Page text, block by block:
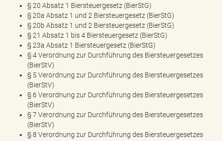
§ 20 Absatz 1 Biersteuergesetz (BierStG)
§ 20a Absatz 1 und 2 Biersteuergesetz (BierStG)
§ 20b Absatz 1 und 2 Biersteuergesetz (BierStG)
§ 21 Absatz 1 bis 4 Biersteuergesetz (BierStG)
§ 23a Absatz 1 Biersteuergesetz (BierStG)
§ 4 Verordnung zur Durchführung des Biersteuergesetzes
(BierStV)
§ 5 Verordnung zur Durchführung des Biersteuergesetzes
(BierStV)
§ 6 Verordnung zur Durchführung des Biersteuergesetzes
(BierStV)
§ 7 Verordnung zur Durchführung des Biersteuergesetzes
(BierStV)
§ 8 Verordnung zur Durchführung des Biersteuergesetzes